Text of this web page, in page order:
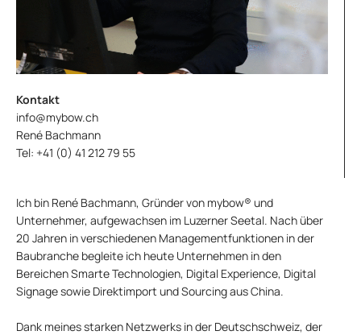
Kontakt
info@mybow.ch
René Bachmann
Tel: +41 (0) 41 212 79 55
Ich bin René Bachmann, Gründer von mybow® und
Unternehmer, aufgewachsen im Luzerner Seetal. Nach über
20 Jahren in verschiedenen Managementfunktionen in der
Baubranche begleite ich heute Unternehmen in den
Bereichen Smarte Technologien, Digital Experience, Digital
Signage sowie Direktimport und Sourcing aus China.
Dank meines starken Netzwerks in der Deutschschweiz, der